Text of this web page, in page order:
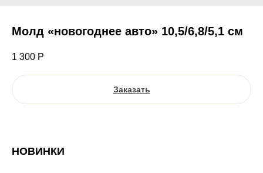
Молд «новогоднее авто» 10,5/6,8/5,1 см
1 300 Р
Заказать
НОВИНКИ